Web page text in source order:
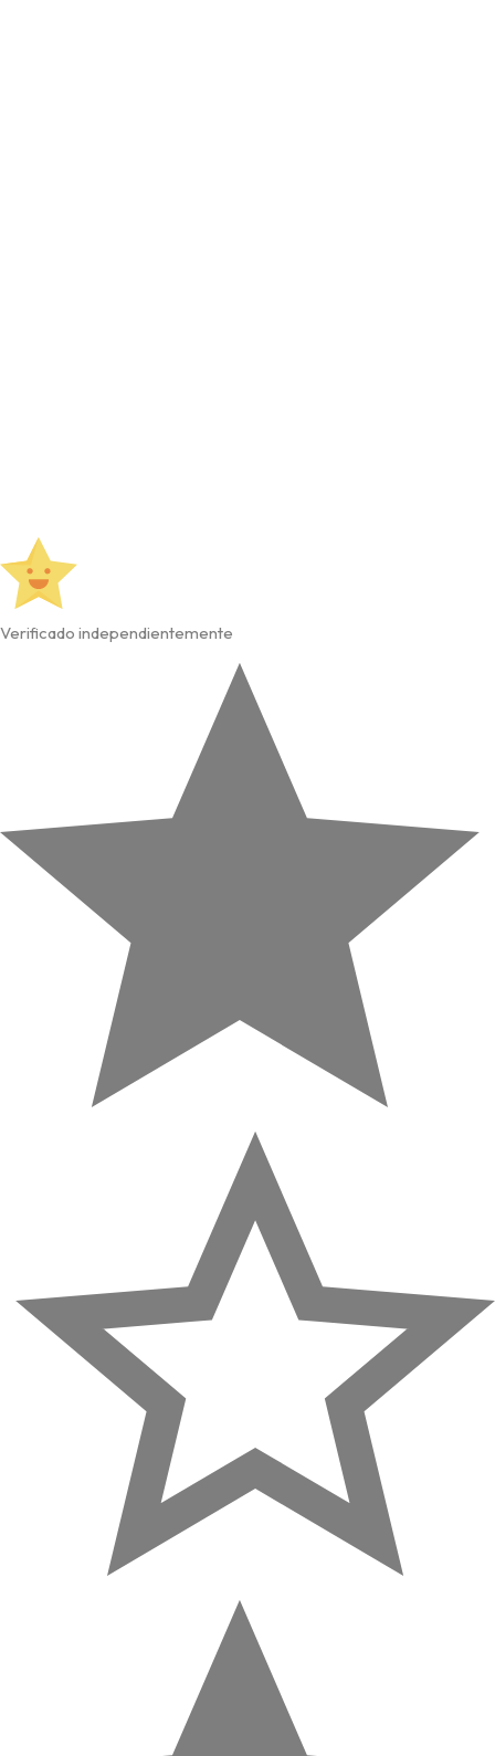
Verificado independientemente